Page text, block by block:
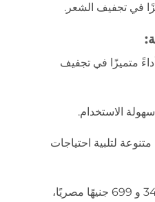
في تجفيف الشعر.
متميزًا في تجفيف
الاستخدام.
لتلبية احتياجات
يتراوح سعره بين 349 و 699 جنيهًا مصريًا،